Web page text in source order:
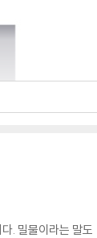
. 밀물이라는 말도